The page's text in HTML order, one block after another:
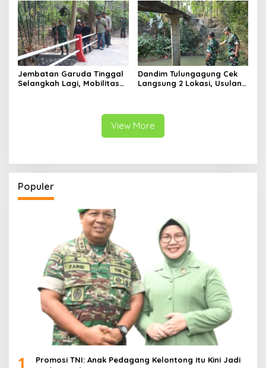
Jembatan Garuda Tinggal
Selangkah Lagi, Mobilitas
Dandim Tulungagung Cek
Langsung 2 Lokasi, Usulan
Kondisi Lapangan
View More
Populer
1
Promosi TNI: Anak Pedagang Kelontong itu Kini Jadi